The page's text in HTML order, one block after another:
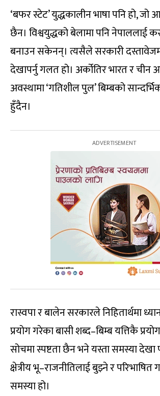
‘बफर स्टेट’ युद्धकालीन भाषा पनि हो, जो
छैन। विश्वयुद्धको बेलामा पनि नेपाललाई
बनाउन सकेनन्। त्यसैले सरकारी
देखापर्नु गलत हो। अर्कोतिर भारत र
अवस्थामा ‘गतिशील पुल’ बिम्बको
हुँदैन।
रास्वपा र बालेन सरकारले निहितार्थमा
प्रयोग गरेका बासी शब्द–बिम्ब यत्तिकै
सोचमा स्पष्टता छैन भने यस्ता समस्या देखा
क्षेत्रीय भू–राजनीतिलाई बुझ्ने र परिभाषित
समस्या हो।